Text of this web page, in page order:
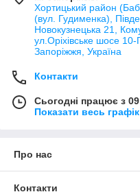
Хортицький район
(вул. Гудименка),
Новокузнецька 21,
ул.Оріхівське шосе
Запоріжжя, Україна
Контакти
Сьогодні працює з
Показати весь
Про нас
Контакти